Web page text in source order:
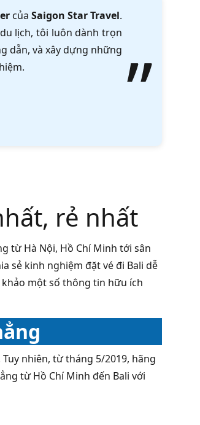
của Saigon Star Travel.
lịch, tôi luôn dành trọn
dẫn, và xây dựng những
rẻ nhất
từ Hà Nội, Hồ Chí Minh tới sân
sẻ kinh nghiệm đặt vé đi Bali dễ
một số thông tin hữu ích
nhiên, từ tháng 5/2019, hãng
từ Hồ Chí Minh đến Bali với